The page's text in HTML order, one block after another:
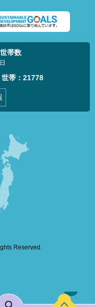
帯数
世帯： 21778
Reserved.